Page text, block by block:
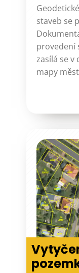
staveb se
provedení
zasílá se
mapy